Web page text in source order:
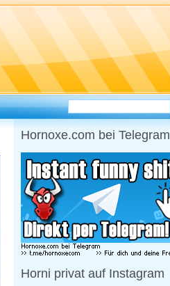
Hornoxe.com bei Telegram
Horni privat auf Instagram